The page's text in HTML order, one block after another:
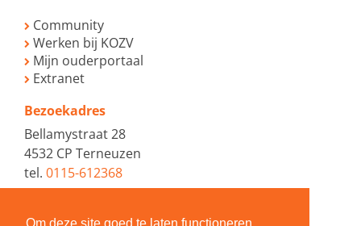
Community
Werken bij KOZV
Mijn ouderportaal
Extranet
Bezoekadres
Bellamystraat 28
4532 CP Terneuzen
tel. 0115-612368